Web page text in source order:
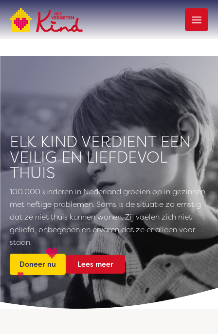
Ga
naar
de
ELK KIND VERDIENT EEN
VEILIG EN LIEFDEVOL
THUIS
100.000 kinderen in Nederland groeien op in gezinnen
met heftige problemen. Soms is de situatie zo ernstig
dat ze niet thuis kunnen wonen. Zij voelen zich niet
geliefd, onbegepen en ervaren dat ze er alleen voor
staan.
Doneer nu Lees meer